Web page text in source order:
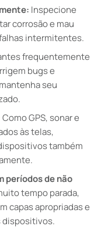
Inspecione
corrosão e mau
intermitentes.
frequentemente
bugs e
seu
Como GPS, sonar e
às telas,
também
períodos de não
tempo parada,
capas apropriadas e